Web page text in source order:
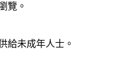
覽。
給未成年人士。